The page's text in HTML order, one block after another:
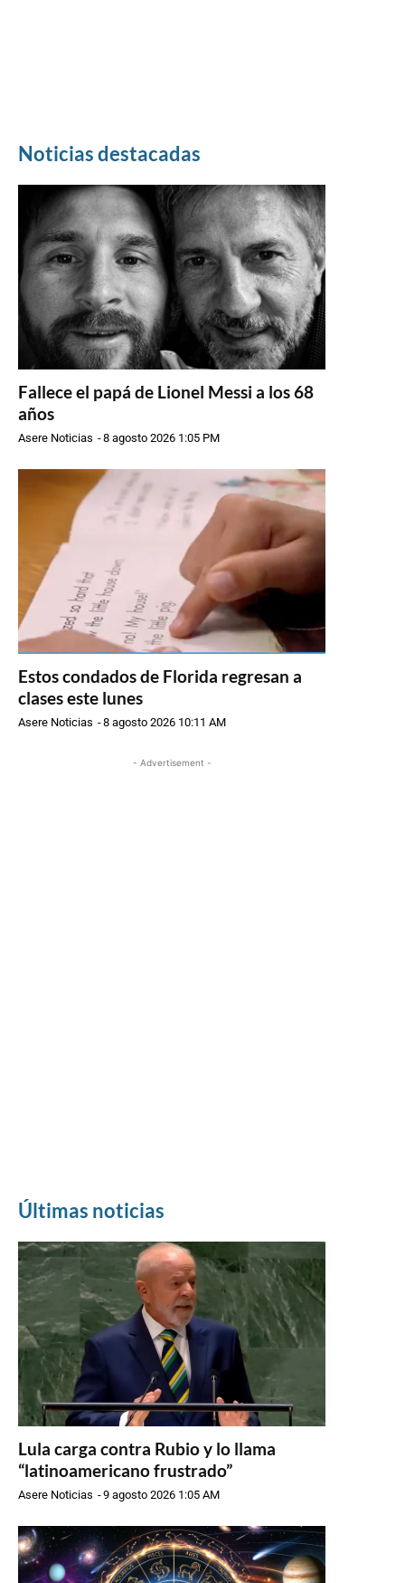
Noticias destacadas
Fallece el papá de Lionel Messi a los 68
años
Asere Noticias -8 agosto 2026 1:05 PM
Estos condados de Florida regresan a
clases este lunes
Asere Noticias -8 agosto 2026 10:11 AM
- Advertisement -
Últimas noticias
Lula carga contra Rubio y lo llama
“latinoamericano frustrado”
Asere Noticias -9 agosto 2026 1:05 AM